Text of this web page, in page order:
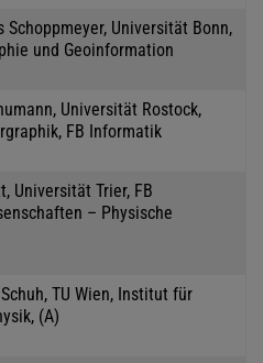
Schoppmeyer, Universität Bonn,
und Geoinformation
Universität Rostock,
FB Informatik
Universität Trier, FB
– Physische
TU Wien, Institut für
(A)